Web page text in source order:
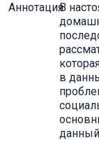
Аннотация
В
в